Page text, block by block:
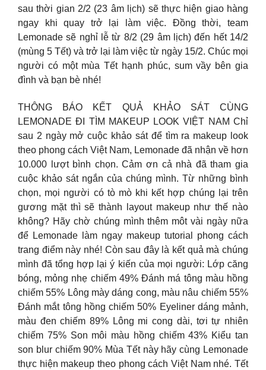
sau thời gian 2/2 (23 âm lịch) sẽ thực hiện giao hàng
ngay khi quay trở lại làm việc. Đồng thời, team
Lemonade sẽ nghỉ lễ từ 8/2 (29 âm lịch) đến hết 14/2
(mùng 5 Tết) và trở lại làm việc từ ngày 15/2. Chúc mọi
người có một mùa Tết hạnh phúc, sum vầy bên gia
đình và bạn bè nhé!
THÔNG BÁO KẾT QUẢ KHẢO SÁT CÙNG
LEMONADE ĐI TÌM MAKEUP LOOK VIỆT NAM Chỉ
sau 2 ngày mở cuộc khảo sát để tìm ra makeup look
theo phong cách Việt Nam, Lemonade đã nhận về hơn
10.000 lượt bình chọn. Cảm ơn cả nhà đã tham gia
cuộc khảo sát ngắn của chúng mình. Từ những bình
chọn, mọi người có tò mò khi kết hợp chúng lại trên
gương mặt thì sẽ thành layout makeup như thế nào
không? Hãy chờ chúng mình thêm môt vài ngày nữa
để Lemonade làm ngay makeup tutorial phong cách
trang điểm này nhé! Còn sau đây là kết quả mà chúng
mình đã tổng hợp lại ý kiến của mọi người: Lớp căng
bóng, mỏng nhẹ chiếm 49% Đánh má tông màu hồng
chiếm 55% Lông mày dáng cong, màu nâu chiếm 55%
Đánh mắt tông hồng chiếm 50% Eyeliner dáng mảnh,
màu đen chiếm 89% Lông mi cong dài, tơi tự nhiên
chiếm 75% Son môi màu hồng chiếm 43% Kiểu tan
son blur chiếm 90% Mùa Tết này hãy cùng Lemonade
thực hiện makeup theo phong cách Việt Nam nhé. Tết